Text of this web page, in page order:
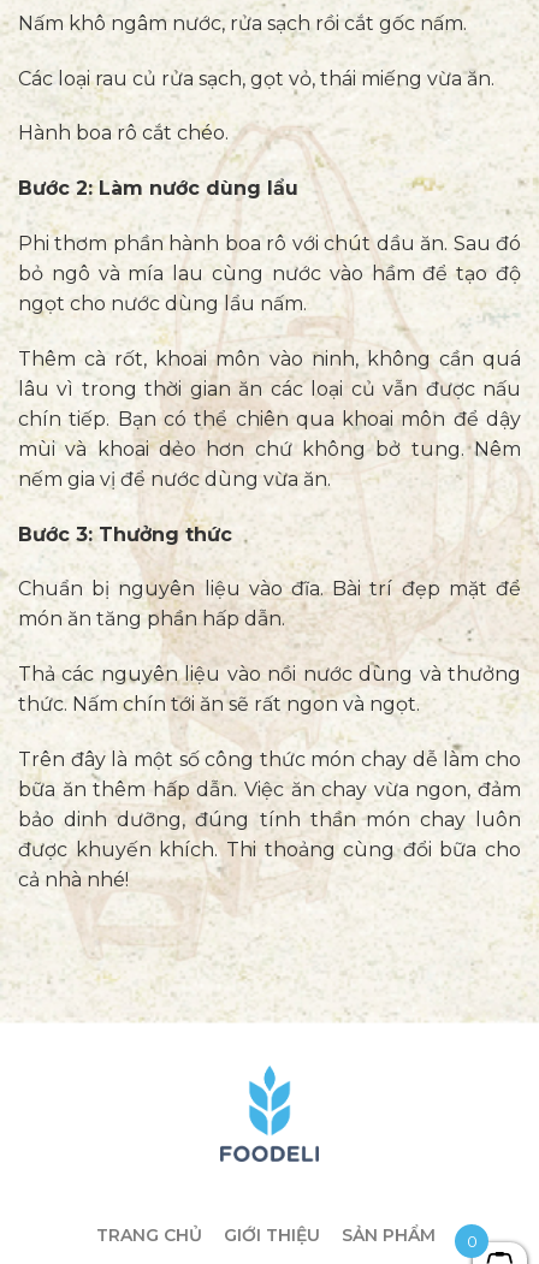
Nấm khô ngâm nước, rửa sạch rồi cắt gốc nấm.
Các loại rau củ rửa sạch, gọt vỏ, thái miếng vừa ăn.
Hành boa rô cắt chéo.
Bước 2: Làm nước dùng lẩu
Phi thơm phần hành boa rô với chút dầu ăn. Sau đó
bỏ ngô và mía lau cùng nước vào hầm để tạo độ
ngọt cho nước dùng lẩu nấm.
Thêm cà rốt, khoai môn vào ninh, không cần quá
lâu vì trong thời gian ăn các loại củ vẫn được nấu
chín tiếp. Bạn có thể chiên qua khoai môn để dậy
mùi và khoai dẻo hơn chứ không bở tung. Nêm
nếm gia vị để nước dùng vừa ăn.
Bước 3: Thưởng thức
Chuẩn bị nguyên liệu vào đĩa. Bài trí đẹp mặt để
món ăn tăng phần hấp dẫn.
Thả các nguyên liệu vào nồi nước dùng và thưởng
thức. Nấm chín tới ăn sẽ rất ngon và ngọt.
Trên đây là một số công thức món chay dễ làm cho
bữa ăn thêm hấp dẫn. Việc ăn chay vừa ngon, đảm
bảo dinh dưỡng, đúng tính thần món chay luôn
được khuyến khích. Thi thoảng cùng đổi bữa cho
cả nhà nhé!
TRANG CHỦ GIỚI THIỆU SẢN PHẨM 0